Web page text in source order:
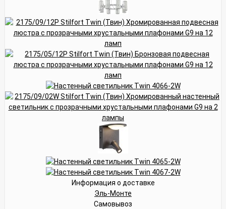
Информация о доставке
Эль-Монте
Самовывоз